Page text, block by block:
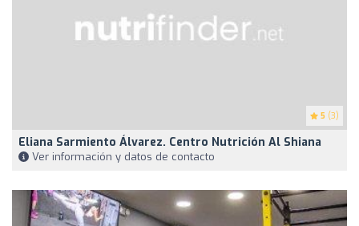
5 (3)
Eliana Sarmiento Álvarez. Centro Nutrición Al Shiana
Ver información y datos de contacto